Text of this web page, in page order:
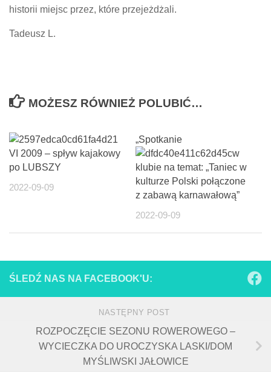
historii miejsc przez, które przejeżdżali.
Tadeusz L.
MOŻESZ RÓWNIEŻ POLUBIĆ…
21
VI 2009 – spływ kajakowy
po LUBSZY
2022-09-09
„Spotkanie
w
klubie na temat: „Taniec w
kulturze Polski połączone
z zabawą karnawałową”
2022-09-09
ŚLEDŹ NAS NA FACEBOOK'U:
NASTĘPNY POST
ROZPOCZĘCIE SEZONU ROWEROWEGO –
WYCIECZKA DO UROCZYSKA LASKI/DOM
MYŚLIWSKI JAŁOWICE